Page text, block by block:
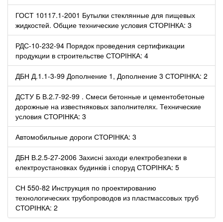
ГОСТ 10117.1-2001 Бутылки стеклянные для пищевых
жидкостей. Общие технические условия СТОРІНКА: 3
РДС-10-232-94 Порядок проведения сертификации
продукции в строительстве СТОРІНКА: 4
ДБН Д.1.1-3-99 Дополнение 1, Дополнение 3 СТОРІНКА: 2
ДСТУ Б В.2.7-92-99 . Смеси бетонные и цементобетоные
дорожные на известняковых заполнителях. Технические
условия СТОРІНКА: 3
Автомобильные дороги СТОРІНКА: 3
ДБН В.2.5-27-2006 Захисні заходи електробезпеки в
електроустановках будинків і споруд СТОРІНКА: 5
СН 550-82 Инструкция по проектированию
технологических трубопроводов из пластмассовых труб
СТОРІНКА: 2